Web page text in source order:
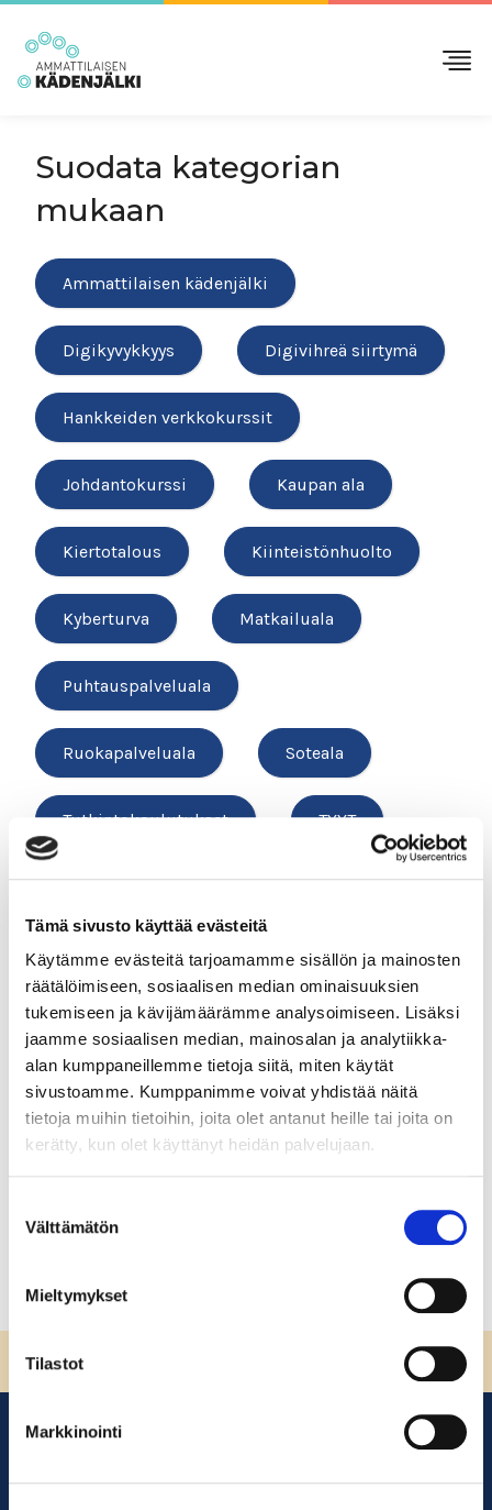
Tämä sivusto käyttää evästeitä
Käytämme evästeitä tarjoamamme sisällön ja mainosten
räätälöimiseen, sosiaalisen median ominaisuuksien
tukemiseen ja kävijämäärämme analysoimiseen. Lisäksi
jaamme sosiaalisen median, mainosalan ja analytiikka-
alan kumppaneillemme tietoja siitä, miten käytät
sivustoamme. Kumppanimme voivat yhdistää näitä
tietoja muihin tietoihin, joita olet antanut heille tai joita on
kerätty, kun olet käyttänyt heidän palvelujaan.
valinta
Välttämätön
Mieltymykset
Tilastot
Markkinointi
Suodata kategorian
mukaan
Ammattilaisen kädenjälki
Digikyvykkyys Digivihreä siirtymä
Hankkeiden verkkokurssit
Johdantokurssi Kaupan ala
Kiertotalous Kiinteistönhuolto
Kyberturva Matkailuala
Puhtauspalveluala
Ruokapalveluala Soteala
Tutkintokoulutukset TYYT
Vesihuolto
Vesihuoltomestari
Vesihuoltomestari Tervetuloa opiskelemaan
vesihuoltomestarin koulutusohjelmaan! Mahtavaa, että
haluat kehittää osaamistasi! Koulutuksesta saa tukea
tutkinnon suorittamiseen sekä kattavaa tietoa alasta.